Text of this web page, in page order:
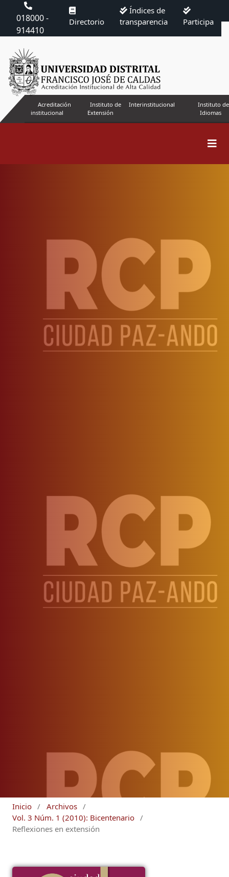
018000 -
914410
Directorio
Índices de
transparencia
Participa
Acreditación
institucional
Instituto de
Extensión
Interinstitucional
Instituto de
Idiomas
Inicio / Archivos /
Vol. 3 Núm. 1 (2010): Bicentenario /
Reflexiones en extensión